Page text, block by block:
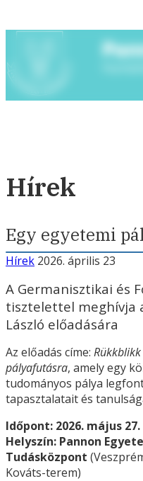
Hírek
Egy egyetemi
Hírek 2026. április 23
A Germanisztikai és
tisztelettel meghívja
László előadására
Az előadás címe: Rükkblikk
pályafutásra, amely egy
tudományos pálya
tapasztalatait és
Időpont: 2026. május
Helyszín: Pannon
Tudásközpont
Kováts-terem)